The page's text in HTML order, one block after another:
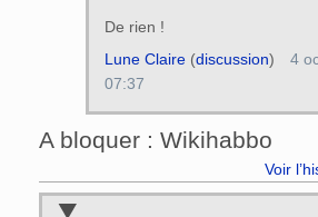
De rien !
Lune Claire(discussion)
4
07:37
A bloquer : Wikihabbo
Voir